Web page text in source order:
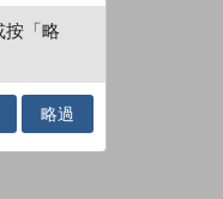
按「略
略過